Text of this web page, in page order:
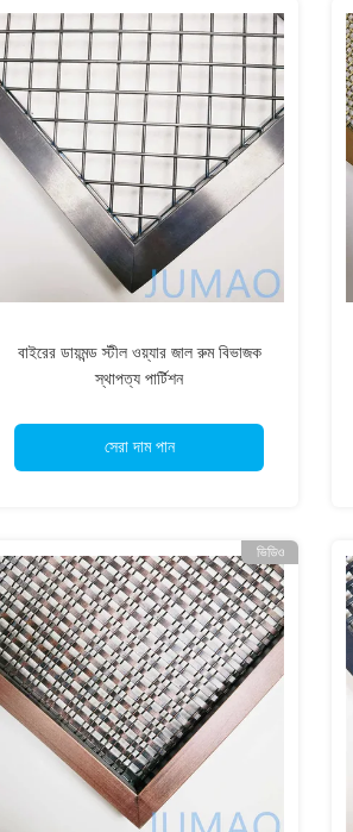
বাইরের ডায়মন্ড স্টীল ওয়্যার জাল রুম বিভাজক
স্থাপত্য পার্টিশন
সেরা দাম পান
ভিডিও